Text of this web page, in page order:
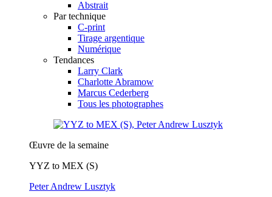
Abstrait
Par technique
C-print
Tirage argentique
Numérique
Tendances
Larry Clark
Charlotte Abramow
Marcus Cederberg
Tous les photographes
Œuvre de la semaine
YYZ to MEX (S)
Peter Andrew Lusztyk